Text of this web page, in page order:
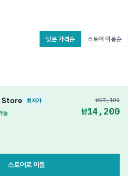
낮은 가격순 스토어 이름순
최저가
능
₩17,100
₩14,200
스토어로 이동